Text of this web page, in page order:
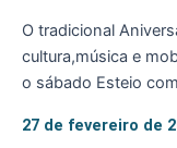
O tradicional
cultura,música e
o sábado Esteio
27 de fevereiro de